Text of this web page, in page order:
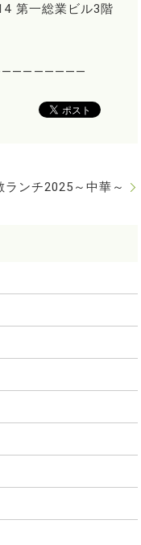
第一総業ビル3階
ンチ2025～中華～